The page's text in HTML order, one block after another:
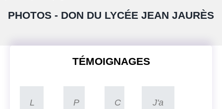
PHOTOS - DON DU LYCÉE JEAN JAURÈS
TÉMOIGNAGES
L
P
C
J'a